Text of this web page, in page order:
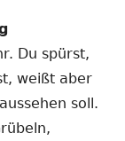
Du spürst,
weißt aber
soll.